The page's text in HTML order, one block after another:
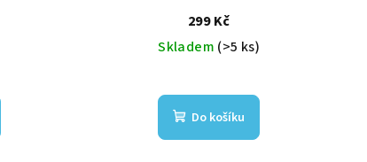
299 Kč
Skladem (>5 ks)
Do košíku